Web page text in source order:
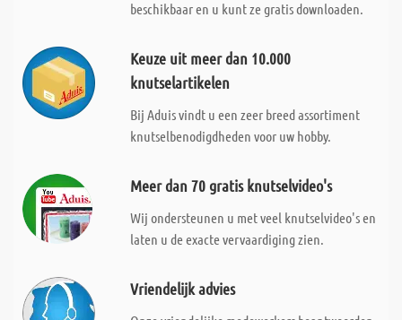
beschikbaar en u kunt ze gratis downloaden.
Keuze uit meer dan 10.000
knutselartikelen
Bij Aduis vindt u een zeer breed assortiment
knutselbenodigdheden voor uw hobby.
Meer dan 70 gratis knutselvideo's
Wij ondersteunen u met veel knutselvideo's en
laten u de exacte vervaardiging zien.
Vriendelijk advies